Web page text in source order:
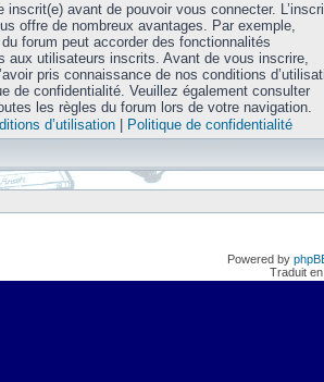
inscrit(e) avant de pouvoir vous connecter.
offre de nombreux avantages. Par exemple,
du forum peut accorder des fonctionnalités
aux utilisateurs inscrits. Avant de vous inscrire,
pris connaissance de nos conditions
de confidentialité. Veuillez également consulter
les règles du forum lors de votre navigation.
d’utilisation| Politique de confidentialité
Powered by
Traduit